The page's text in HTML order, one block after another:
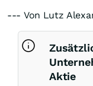
--- Von Lutz
Aktie